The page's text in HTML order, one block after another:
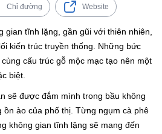
Chỉ đường Website
gian tĩnh lặng, gần gũi với thiên nhiên,
kiến trúc truyền thống. Những bức
cấu trúc gỗ mộc mạc tạo nên một
biệt.
sẽ được đắm mình trong bầu không
ào của phố thị. Từng ngụm cà phê
không gian tĩnh lặng sẽ mang đến